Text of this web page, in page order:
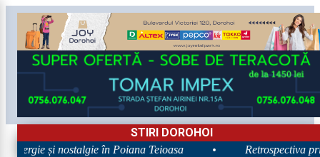
STIRI DOROHOI
și nostalgie în Poiana Teioasa Retrospectiva